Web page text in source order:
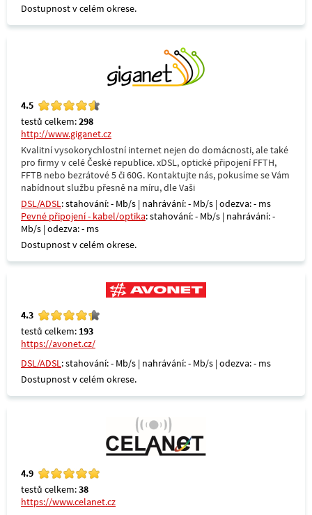
Dostupnost v celém okrese.
4.5
testů celkem:298
http://www.giganet.cz
Kvalitní vysokorychlostní internet nejen do domácnosti, ale také
pro firmy v celé České republice. xDSL, optické připojení FFTH,
FFTB nebo bezrátové 5 či 60G. Kontaktujte nás, pokusíme se Vám
nabídnout službu přesně na míru, dle Vaši
DSL/ADSL: stahování: - Mb/s | nahrávání: - Mb/s | odezva: - ms
Pevné připojení - kabel/optika: stahování: - Mb/s | nahrávání: -
Mb/s | odezva: - ms
Dostupnost v celém okrese.
4.3
testů celkem: 193
https://avonet.cz/
DSL/ADSL: stahování: - Mb/s | nahrávání: - Mb/s | odezva: - ms
Dostupnost v celém okrese.
4.9
testů celkem:38
https://www.celanet.cz